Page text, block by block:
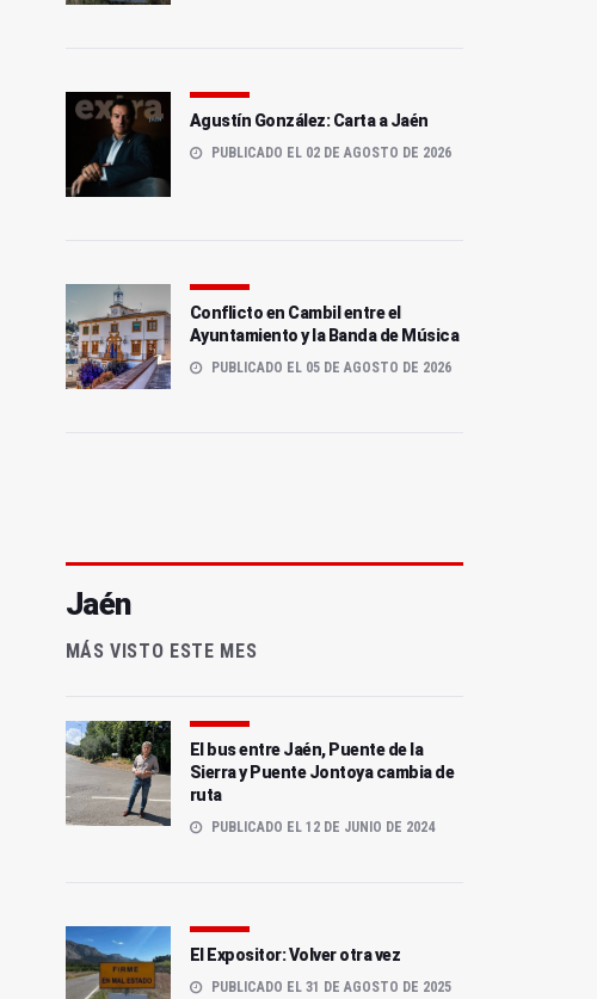
Agustín González: Carta a Jaén
PUBLICADO EL 02 DE AGOSTO DE 2026
Conflicto en Cambil entre el
Ayuntamiento y la Banda de Música
PUBLICADO EL 05 DE AGOSTO DE 2026
Jaén
MÁS VISTO ESTE MES
El bus entre Jaén, Puente de la
Sierra y Puente Jontoya cambia de
ruta
PUBLICADO EL 12 DE JUNIO DE 2024
El Expositor: Volver otra vez
PUBLICADO EL 31 DE AGOSTO DE 2025